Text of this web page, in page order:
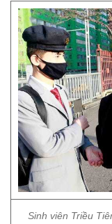
Sinh viên Triều